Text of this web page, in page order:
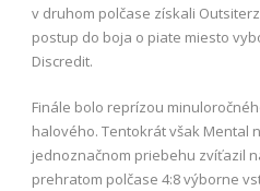
v druhom polčase získali
postup do boja o piate miesto
Discredit.
Finále bolo reprízou
halového. Tentokrát však Mental
jednoznačnom priebehu zvíťazil
prehratom polčase 4:8 výborne